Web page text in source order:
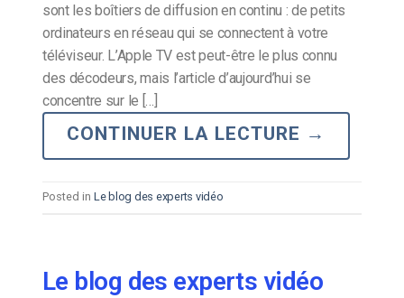
sont les boîtiers de diffusion en continu : de petits
ordinateurs en réseau qui se connectent à votre
téléviseur. L’Apple TV est peut-être le plus connu
des décodeurs, mais l’article d’aujourd’hui se
concentre sur le […]
CONTINUER LA LECTURE →
Posted in Le blog des experts vidéo
Le blog des experts vidéo